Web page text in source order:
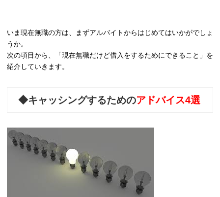
いま現在無職の方は、まずアルバイトからはじめてはいかがでしょ
うか。
次の項目から、「現在無職だけど借入をするためにできること」を
紹介していきます。
◆キャッシングするためのアドバイス4選